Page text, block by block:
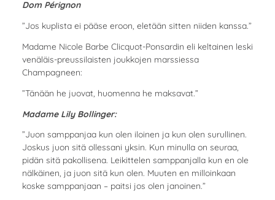
Dom Pérignon
”Jos kuplista ei pääse eroon, eletään sitten niiden kanssa.”
Madame Nicole Barbe Clicquot-Ponsardin eli keltainen leski
venäläis-preussilaisten joukkojen marssiessa
Champagneen:
”Tänään he juovat, huomenna he maksavat.”
Madame Lily Bollinger:
”Juon samppanjaa kun olen iloinen ja kun olen surullinen.
Joskus juon sitä ollessani yksin. Kun minulla on seuraa,
pidän sitä pakollisena. Leikittelen samppanjalla kun en ole
nälkäinen, ja juon sitä kun olen. Muuten en milloinkaan
koske samppanjaan – paitsi jos olen janoinen.”